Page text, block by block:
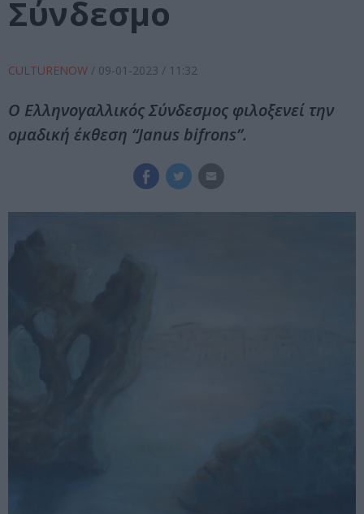
Σύνδεσμο
CULTURENOW / 09-01-2023 / 11:32
Ο Ελληνογαλλικός Σύνδεσμος φιλοξενεί την
ομαδική έκθεση “Janus bifrons”.